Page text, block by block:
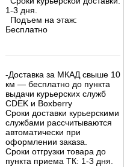
1-3 дня.
Подъем на этаж:
Бесплатно
-Доставка за МКАД свыше 10
км — бесплатно до пункта
выдачи курьерских служб
CDEK и Boxberry
Сроки доставки курьерскими
службами рассчитываются
автоматически при
оформлении заказа.
Сроки отгрузки товара до
пункта приема ТК: 1-3 дня.